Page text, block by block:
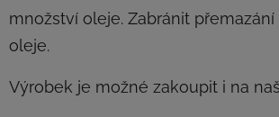
množství oleje. Zabránit
oleje.
Výrobek je možné zakoupit i na